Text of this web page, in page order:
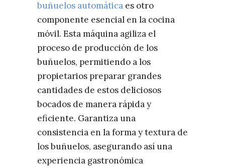
buñuelos automática es otro
componente esencial en la cocina
móvil. Esta máquina agiliza el
proceso de producción de los
buñuelos, permitiendo a los
propietarios preparar grandes
cantidades de estos deliciosos
bocados de manera rápida y
eficiente. Garantiza una
consistencia en la forma y textura de
los buñuelos, asegurando así una
experiencia gastronómica